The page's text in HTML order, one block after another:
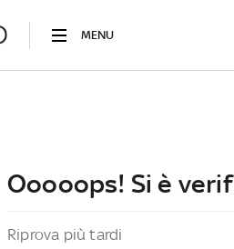
MENU
Ooooops! Si è
Riprova più tardi